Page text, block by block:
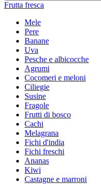
Frutta fresca
Mele
Pere
Banane
Uva
Pesche e albicocche
Agrumi
Cocomeri e meloni
Ciliegie
Susine
Fragole
Frutti di bosco
Cachi
Melagrana
Fichi d'india
Fichi freschi
Ananas
Kiwi
Castagne e marroni